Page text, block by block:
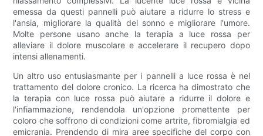
emessa da questi pannelli può aiutare a ridurre lo stress e
l'ansia, migliorare la qualità del sonno e migliorare l'umore.
Molte persone usano anche la terapia a luce rossa per
alleviare il dolore muscolare e accelerare il recupero dopo
intensi allenamenti.
Un altro uso entusiasmante per i pannelli a luce rossa è nel
trattamento del dolore cronico. La ricerca ha dimostrato che
la terapia con luce rossa può aiutare a ridurre il dolore e
l'infiammazione, rendendola un'opzione promettente per
coloro che soffrono di condizioni come artrite, fibromialgia ed
emicrania. Prendendo di mira aree specifiche del corpo con